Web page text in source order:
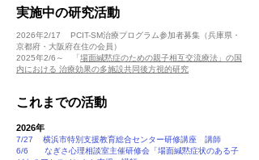
​実施中の研究活動
2026年2/17 PCIT-SM治療プログラム参加者募集（兵庫県・
京都府・大阪府在住の会員）
2025年2/6～
「場面緘黙症のための親子相互交流療法」の国
内における 治療効果の多施設共同後方視的研究
​これまでの活動
2026年
7/27 横浜市特別支援教育総合センター研修講座 講師
6/6 なぎさ心理相談室主催研修会「場面緘黙症状のある子